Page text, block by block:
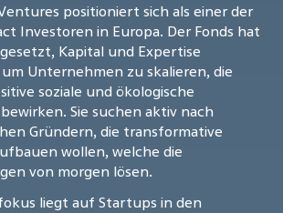
positioniert sich als einer der
Investoren in Europa. Der Fonds hat
Kapital und Expertise
Unternehmen zu skalieren, die
soziale und ökologische
Sie suchen aktiv nach
Gründern, die transformative
wollen, welche die
von morgen lösen.
liegt auf Startups in den